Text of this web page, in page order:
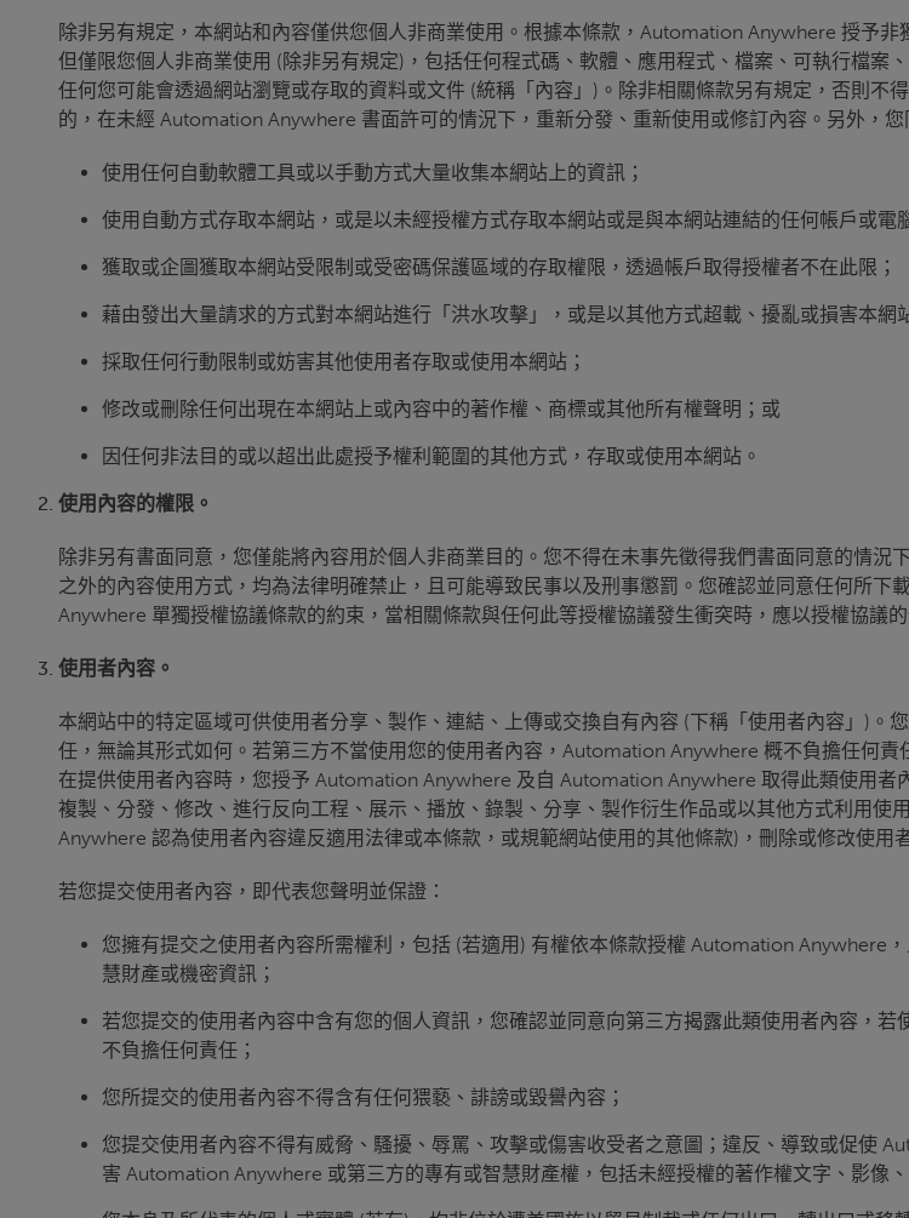
除非另有規定，本網站和內容僅供您個人非商業使用。根據本條款，Automation Anywhere 授予
但僅限您個人非商業使用 (除非另有規定)，包括任何程式碼、軟體、應用程式、檔案、可執行檔
任何您可能會透過網站瀏覽或存取的資料或文件 (統稱「內容」)。除非相關條款另有規定，否則不
的，在未經 Automation Anywhere 書面許可的情況下，重新分發、重新使用或修訂內容。另外，您
使用任何自動軟體工具或以手動方式大量收集本網站上的資訊；
使用自動方式存取本網站，或是以未經授權方式存取本網站或是與本網站連結的任何帳戶或電
獲取或企圖獲取本網站受限制或受密碼保護區域的存取權限，透過帳戶取得授權者不在此限；
藉由發出大量請求的方式對本網站進行「洪水攻擊」，或是以其他方式超載、擾亂或損害本網
採取任何行動限制或妨害其他使用者存取或使用本網站；
修改或刪除任何出現在本網站上或內容中的著作權、商標或其他所有權聲明；或
因任何非法目的或以超出此處授予權利範圍的其他方式，存取或使用本網站。
使用內容的權限。
除非另有書面同意，您僅能將內容用於個人非商業目的。您不得在未事先徵得我們書面同意的情
之外的內容使用方式，均為法律明確禁止，且可能導致民事以及刑事懲罰。您確認並同意任何所
Anywhere 單獨授權協議條款的約束，當相關條款與任何此等授權協議發生衝突時，應以授權協議的
使用者內容。
本網站中的特定區域可供使用者分享、製作、連結、上傳或交換自有內容 (下稱「使用者內容」)
任，無論其形式如何。若第三方不當使用您的使用者內容，Automation Anywhere 概不負擔任何責
在提供使用者內容時，您授予 Automation Anywhere 及自 Automation Anywhere 取得此類使用
複製、分發、修改、進行反向工程、展示、播放、錄製、分享、製作衍生作品或以其他方式利用
Anywhere 認為使用者內容違反適用法律或本條款，或規範網站使用的其他條款)，刪除或修改使用
若您提交使用者內容，即代表您聲明並保證：
您擁有提交之使用者內容所需權利，包括 (若適用) 有權依本條款授權 Automation Anywhere
慧財產或機密資訊；
若您提交的使用者內容中含有您的個人資訊，您確認並同意向第三方揭露此類使用者內容，
不負擔任何責任；
您所提交的使用者內容不得含有任何猥褻、誹謗或毀譽內容；
您提交使用者內容不得有威脅、騷擾、辱罵、攻擊或傷害收受者之意圖；違反、導致或促使
害 Automation Anywhere 或第三方的專有或智慧財產權，包括未經授權的著作權文字、影像